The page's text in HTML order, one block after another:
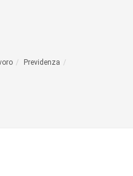
Previdenza